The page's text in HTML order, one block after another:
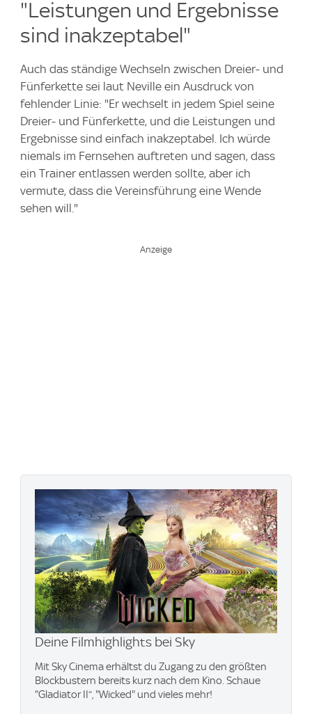
"Leistungen und Ergebnisse
sind inakzeptabel"
Auch das ständige Wechseln zwischen Dreier- und
Fünferkette sei laut Neville ein Ausdruck von
fehlender Linie: "Er wechselt in jedem Spiel seine
Dreier- und Fünferkette, und die Leistungen und
Ergebnisse sind einfach inakzeptabel. Ich würde
niemals im Fernsehen auftreten und sagen, dass
ein Trainer entlassen werden sollte, aber ich
vermute, dass die Vereinsführung eine Wende
sehen will."
Deine Filmhighlights bei Sky
Mit Sky Cinema erhältst du Zugang zu den größten
Blockbustern bereits kurz nach dem Kino. Schaue
"Gladiator II“, "Wicked" und vieles mehr!